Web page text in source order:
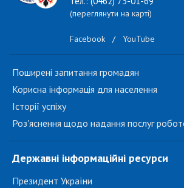
(переглянути на карті)
Facebook / YouTube
Поширені запитання громадян
Корисна інформація для населення
Історії успіху
Роз'яснення щодо надання послуг
Державні інформаційні ресурси
Президент України